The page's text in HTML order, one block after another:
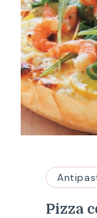
Pizza